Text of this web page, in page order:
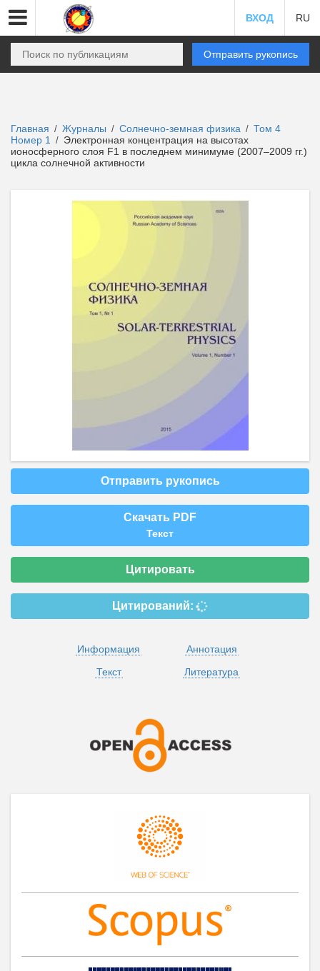
ВХОД RU
Отправить рукопись
Главная / Журналы / Солнечно-земная физика / Том 4
Номер 1
/ Электронная концентрация на высотах
ионосферного слоя F1 в последнем минимуме (2007–2009 гг.)
цикла солнечной активности
Отправить рукопись
Скачать PDF
Текст
Цитировать
Цитирований:
Информация
Аннотация
Текст
Литература